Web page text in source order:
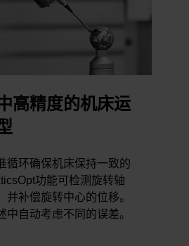
高精度的机床运
循环确保机床保持一致的
功能可检测旋转轴
并补偿旋转中心的位移。
中自动考虑不同的误差。